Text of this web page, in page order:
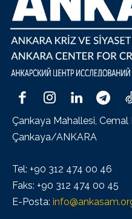
Çankaya Mahallesi, Cemal
Çankaya/ANKARA
Tel: +90 312 474 00 46
Faks: +90 312 474 00 45
E-Posta: